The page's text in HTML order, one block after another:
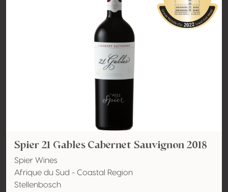
Spier 21 Gables Cabernet Sauvignon 2018
Spier Wines
Afrique du Sud - Coastal Region
Stellenbosch